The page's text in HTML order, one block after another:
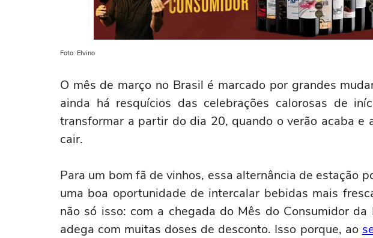
Foto: Elvino
O mês de março no Brasil é marcado por grandes
ainda há resquícios das celebrações calorosas de
transformar a partir do dia 20, quando o verão acaba e
cair.
Para um bom fã de vinhos, essa alternância de estação
uma boa oportunidade de intercalar bebidas mais
não só isso: com a chegada do Mês do Consumidor da
adega com muitas doses de desconto. Isso porque, ao